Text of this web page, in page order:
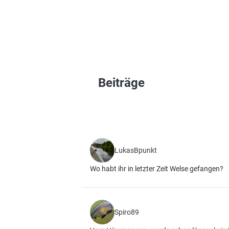
Beiträge
LukasBpunkt
Wo habt ihr in letzter Zeit Welse gefangen?
Spiro89